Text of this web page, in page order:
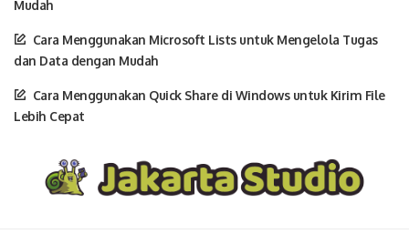
Mudah
Cara Menggunakan Microsoft Lists untuk Mengelola Tugas
dan Data dengan Mudah
Cara Menggunakan Quick Share di Windows untuk Kirim File
Lebih Cepat